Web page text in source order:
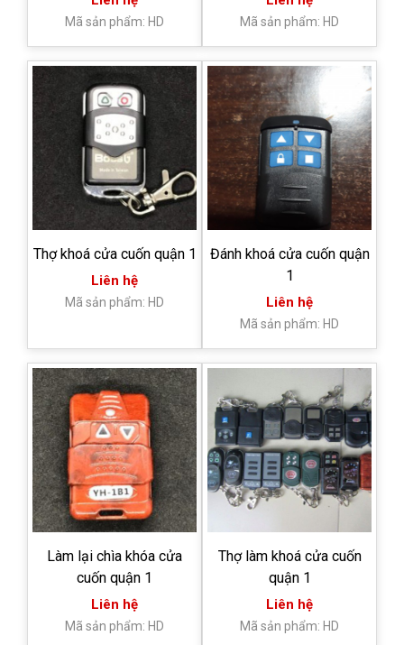
Mã sản phẩm: HD Mã sản phẩm: HD
Thợ khoá cửa cuốn quận 1
Liên hệ
Mã sản phẩm: HD
Đánh khoá cửa cuốn quận
1
Liên hệ
Mã sản phẩm: HD
Làm lại chìa khóa cửa
cuốn quận 1
Liên hệ
Mã sản phẩm: HD
Thợ làm khoá cửa cuốn
quận 1
Liên hệ
Mã sản phẩm: HD